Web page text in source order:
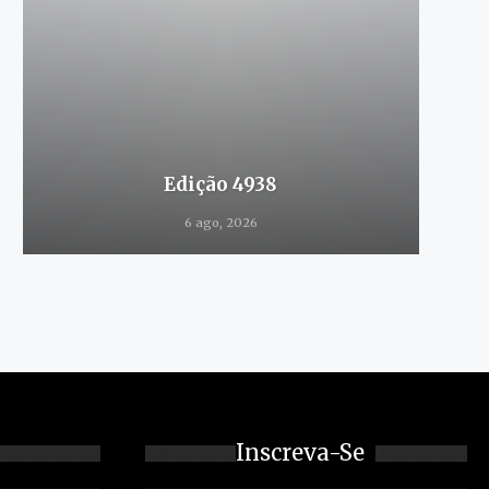
Edição 4938
6 ago, 2026
Inscreva-Se